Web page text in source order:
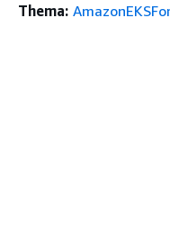
Thema: